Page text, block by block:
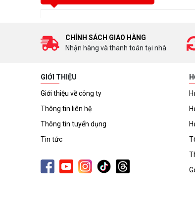
CHÍNH SÁCH GIAO HÀNG
Nhận hàng và thanh toán tại nhà
GIỚI THIỆU
Giới thiệu về công ty
Thông tin liên hệ
Thông tin tuyển dụng
Tin tức